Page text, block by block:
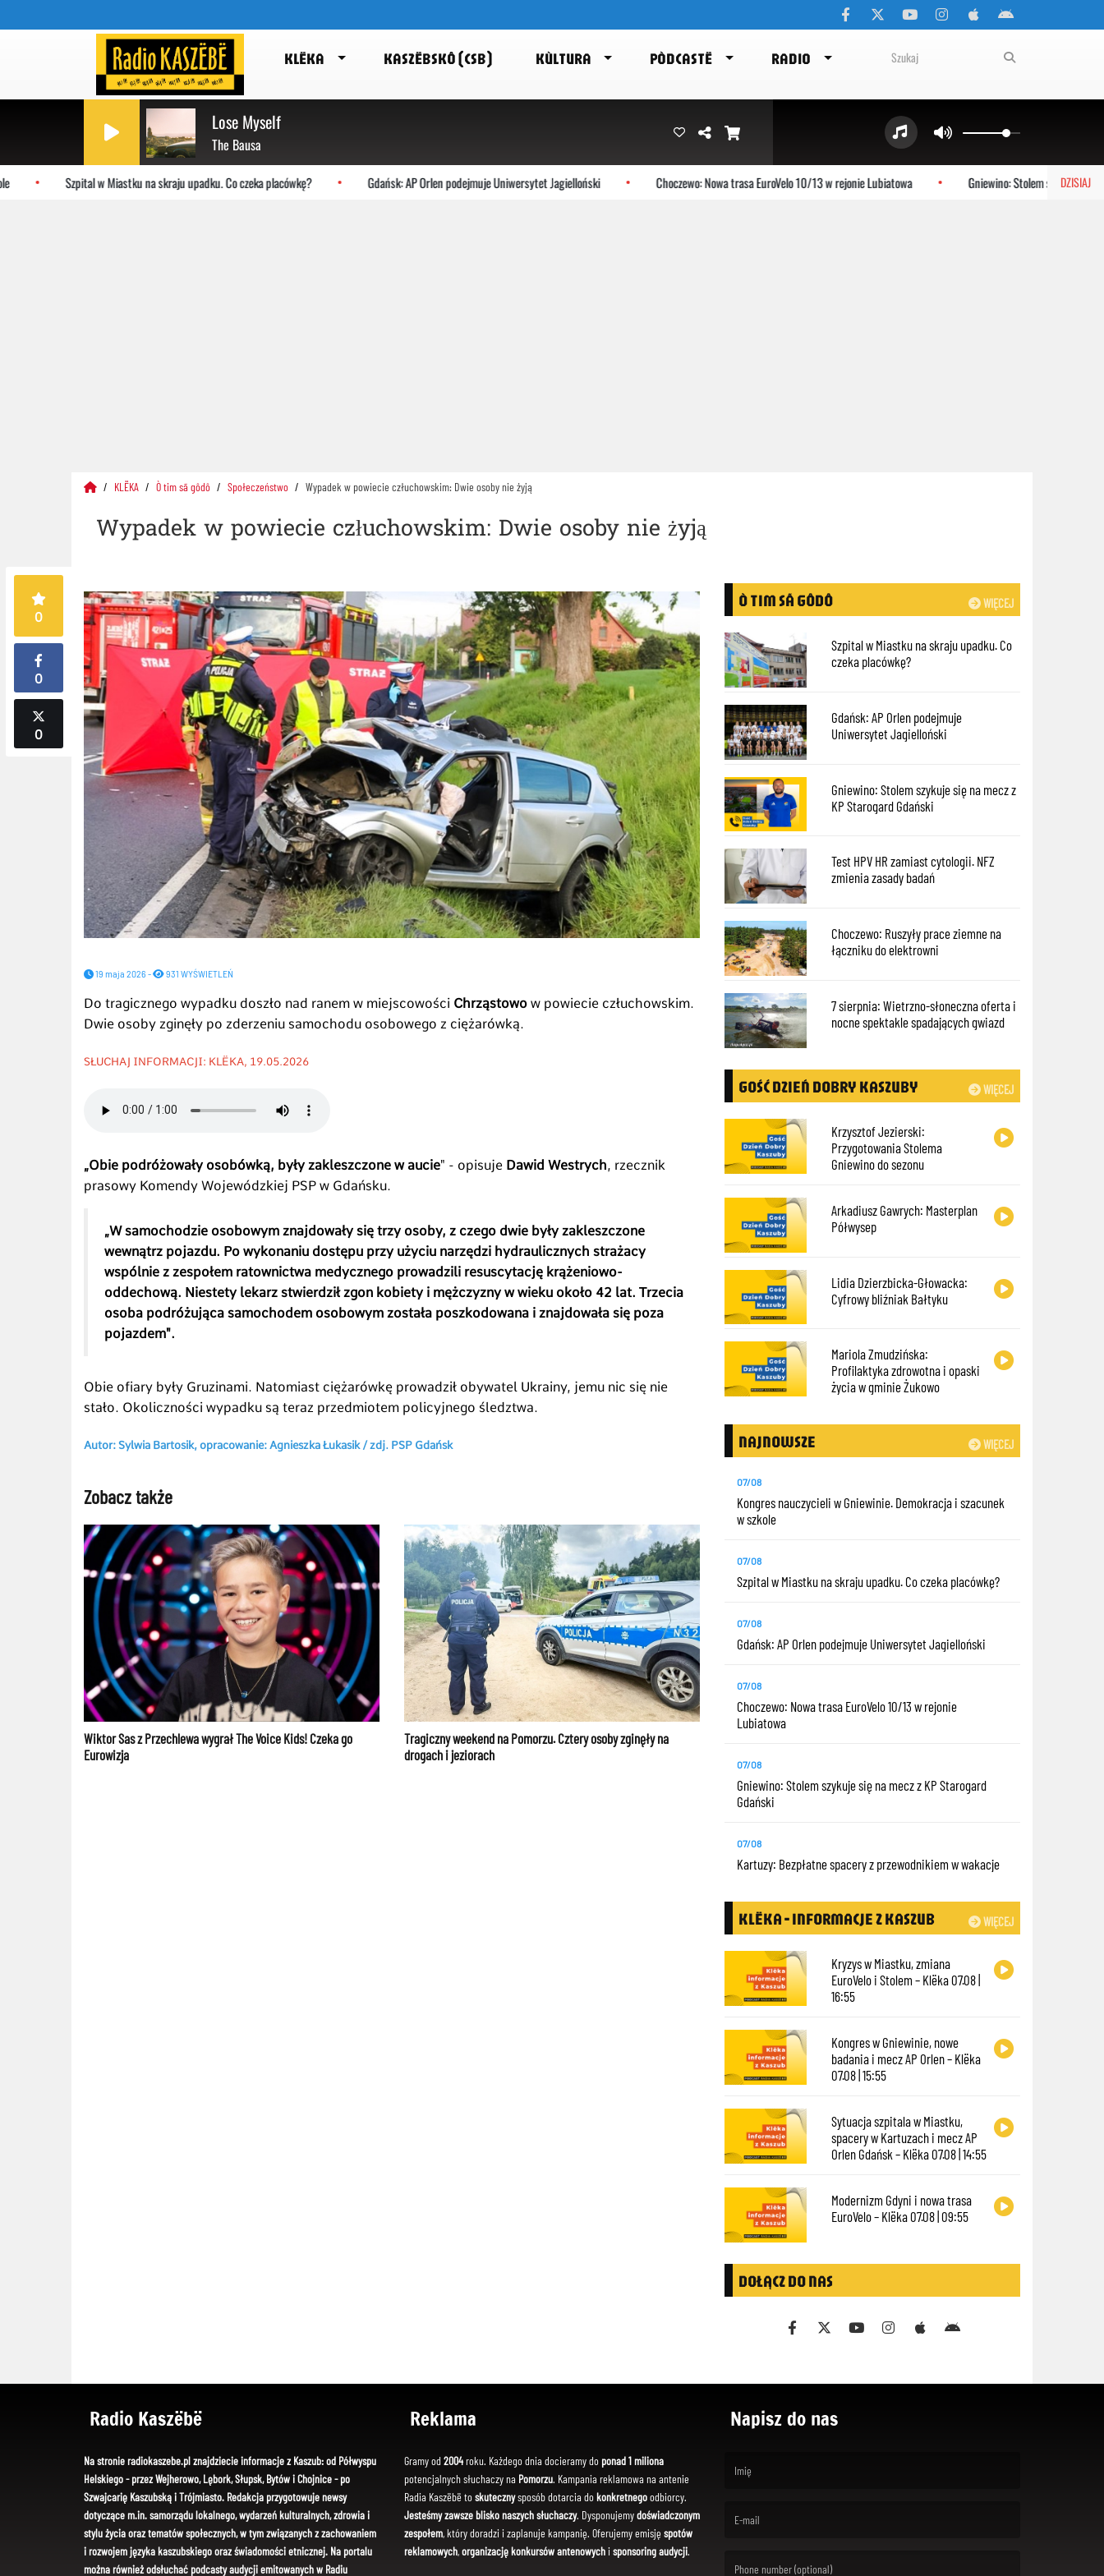
KLËKA KASZËBSKÔ (CSB) KÙLTURA PÒDCASTË RADIO
Lose Myself
The Bausa
DZISIAJ
Szpital w Miastku na skraju upadku. Co czeka placówkę? Gdańsk: AP Orlen podejmuje Uniwersytet Jagielloński Choczewo: Nowa trasa EuroVelo 10/13 w rejonie Lubiatowa Gniewino: Stolem szykuje się na
KLËKA Ò tim sã gôdô Społeczeństwo Wypadek w powiecie człuchowskim: Dwie osoby nie żyją
Wypadek w powiecie człuchowskim: Dwie osoby nie żyją
0
0
0
19 maja 2026 - 931 WYŚWIETLEŃ
Do tragicznego wypadku doszło nad ranem w miejscowości Chrząstowo w powiecie człuchowskim.
Dwie osoby zginęły po zderzeniu samochodu osobowego z ciężarówką.
SŁUCHAJ INFORMACJI: KLËKA, 19.05.2026
„Obie podróżowały osobówką, były zakleszczone w aucie" - opisuje Dawid Westrych, rzecznik
prasowy Komendy Wojewódzkiej PSP w Gdańsku.
„W samochodzie osobowym znajdowały się trzy osoby, z czego dwie były zakleszczone
wewnątrz pojazdu. Po wykonaniu dostępu przy użyciu narzędzi hydraulicznych strażacy
wspólnie z zespołem ratownictwa medycznego prowadzili resuscytację krążeniowo-
oddechową. Niestety lekarz stwierdził zgon kobiety i mężczyzny w wieku około 42 lat. Trzecia
osoba podróżująca samochodem osobowym została poszkodowana i znajdowała się poza
pojazdem".
Obie ofiary były Gruzinami. Natomiast ciężarówkę prowadził obywatel Ukrainy, jemu nic się nie
stało. Okoliczności wypadku są teraz przedmiotem policyjnego śledztwa.
Autor: Sylwia Bartosik, opracowanie: Agnieszka Łukasik / zdj. PSP Gdańsk
Zobacz także
Wiktor Sas z Przechlewa wygrał The Voice Kids! Czeka go
Eurowizja
Tragiczny weekend na Pomorzu. Cztery osoby zginęły na
drogach i jeziorach
WIĘCEJ
Ò TIM SÃ GÔDÔ
Szpital w Miastku na skraju upadku. Co
czeka placówkę?
Gdańsk: AP Orlen podejmuje
Uniwersytet Jagielloński
Gniewino: Stolem szykuje się na mecz z
KP Starogard Gdański
Test HPV HR zamiast cytologii. NFZ
zmienia zasady badań
Choczewo: Ruszyły prace ziemne na
łączniku do elektrowni
7 sierpnia: Wietrzno-słoneczna oferta i
nocne spektakle spadających gwiazd
WIĘCEJ
GOŚĆ DZIEŃ DOBRY KASZUBY
Krzysztof Jezierski:
Przygotowania Stolema
Gniewino do sezonu
Arkadiusz Gawrych: Masterplan
Półwysep
Lidia Dzierzbicka-Głowacka:
Cyfrowy bliźniak Bałtyku
Mariola Zmudzińska:
Profilaktyka zdrowotna i opaski
życia w gminie Żukowo
WIĘCEJ
NAJNOWSZE
07/08
Kongres nauczycieli w Gniewinie. Demokracja i szacunek
w szkole
07/08
Szpital w Miastku na skraju upadku. Co czeka placówkę?
07/08
Gdańsk: AP Orlen podejmuje Uniwersytet Jagielloński
07/08
Choczewo: Nowa trasa EuroVelo 10/13 w rejonie
Lubiatowa
07/08
Gniewino: Stolem szykuje się na mecz z KP Starogard
Gdański
07/08
Kartuzy: Bezpłatne spacery z przewodnikiem w wakacje
WIĘCEJ
KLËKA - INFORMACJE Z KASZUB
Kryzys w Miastku, zmiana
EuroVelo i Stolem – Klëka 07.08 |
16:55
Kongres w Gniewinie, nowe
badania i mecz AP Orlen – Klëka
07.08 | 15:55
Sytuacja szpitala w Miastku,
spacery w Kartuzach i mecz AP
Orlen Gdańsk – Klëka 07.08 | 14:55
Modernizm Gdyni i nowa trasa
EuroVelo – Klëka 07.08 | 09:55
DOŁĄCZ DO NAS
Radio Kaszëbë
Na stronie radiokaszebe.pl znajdziecie informacje z Kaszub: od Półwyspu
Helskiego - przez Wejherowo, Lębork, Słupsk, Bytów i Chojnice - po
Szwajcarię Kaszubską i Trójmiasto. Redakcja przygotowuje newsy
dotyczące m.in. samorządu lokalnego, wydarzeń kulturalnych, zdrowia i
stylu życia oraz tematów społecznych, w tym związanych z zachowaniem
i rozwojem języka kaszubskiego oraz świadomości etnicznej. Na portalu
można również odsłuchać podcasty audycji emitowanych w Radiu
Reklama
Gramy od 2004roku. Każdego dnia docieramy do ponad 1 miliona
potencjalnych słuchaczy na Pomorzu. Kampania reklamowa na antenie
Radia Kaszëbë toskutecznysposób dotarcia dokonkretnegoodbiorcy.
Jesteśmy zawsze blisko naszych słuchaczy. Dysponujemydoświadczonym
zespołem, który doradzi i zaplanuje kampanię. Oferujemy emisję spotów
reklamowych,organizację konkursów antenowychi sponsoring audycji.
Napisz do nas